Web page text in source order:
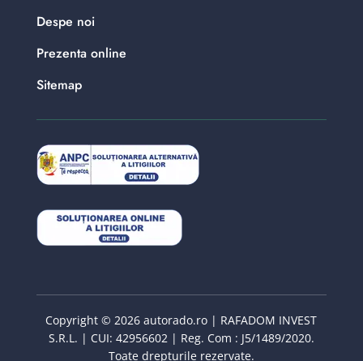
Despe noi
Prezenta online
Sitemap
Copyright © 2026 autorado.ro | RAFADOM INVEST
S.R.L. | CUI: 42956602 | Reg. Com : J5/1489/2020.
Toate drepturile rezervate.